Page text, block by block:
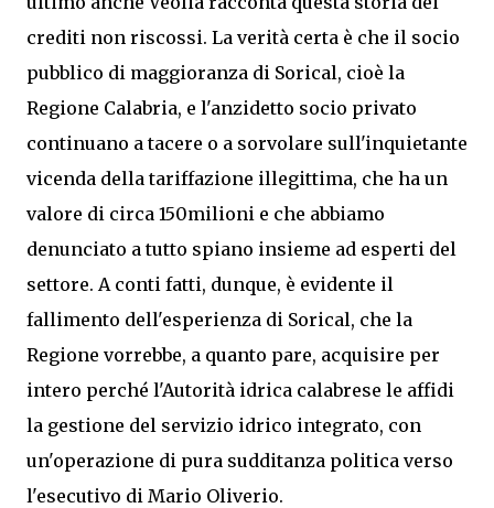
crediti non riscossi. La verità certa è che il socio
pubblico di maggioranza di Sorical, cioè la
Regione Calabria, e l'anzidetto socio privato
continuano a tacere o a sorvolare sull'inquietante
vicenda della tariffazione illegittima, che ha un
valore di circa 150milioni e che abbiamo
denunciato a tutto spiano insieme ad esperti del
settore. A conti fatti, dunque, è evidente il
fallimento dell'esperienza di Sorical, che la
Regione vorrebbe, a quanto pare, acquisire per
intero perché l'Autorità idrica calabrese le affidi
la gestione del servizio idrico integrato, con
un'operazione di pura sudditanza politica verso
l'esecutivo di Mario Oliverio.